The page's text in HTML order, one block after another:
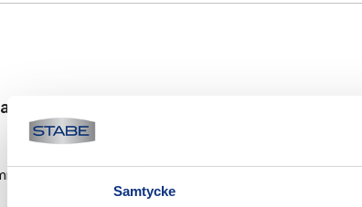
Samtycke
(Parker Hannifin)